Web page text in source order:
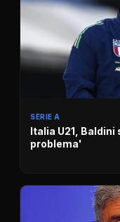
SERIE A
Italia U21,
problema'